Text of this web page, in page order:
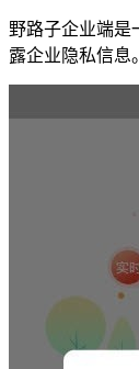
野路子企业端是
露企业隐私信息